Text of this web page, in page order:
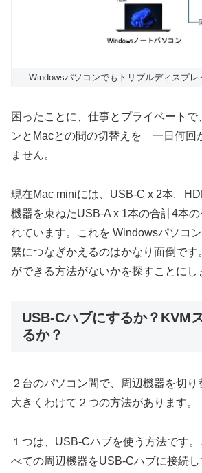
Windowsパソコンでもトリプルディスプレ
困ったことに、仕事とプライベートで
ンとMacとの間の切替えを 一日何回
ません。
現在Mac miniには、USB-C x 2本,
機器を束ねたUSB-A x 1本の合計4本
れています。これを Windowsパソコ
繁につなぎかえるのはかなり面倒です
ができる方法がないかを探すことにし
USB-Cハブにするか？KVM
るか？
２台のパソコン間で、周辺機器を切り
大きくわけて２つの方法があります。
１つは、USB-Cハブを使う方法です
べての周辺機器をUSB-Cハブに接続